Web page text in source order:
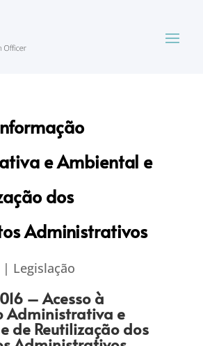
e Ambiental e
dos
Administrativos
| Legislação
– Acesso à
Administrativa e
de Reutilização dos